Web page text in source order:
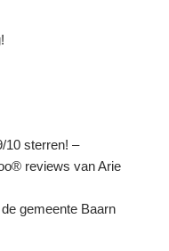
10 sterren! –
reviews van Arie
gemeente Baarn